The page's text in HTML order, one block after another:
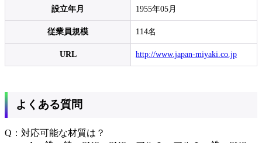
設立年月 1955年05月
従業員規模 114名
URL http://www.japan-miyaki.co.jp
よくある質問
Q：対応可能な材質は？